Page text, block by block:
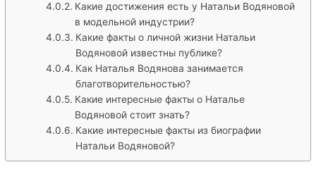
Какие достижения есть у Натальи Водяновой
в модельной индустрии?
Какие факты о личной жизни Натальи
Водяновой известны публике?
Как Наталья Водянова занимается
благотворительностью?
Какие интересные факты о Наталье
Водяновой стоит знать?
Какие интересные факты из биографии
Натальи Водяновой?